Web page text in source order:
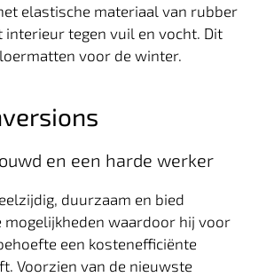
elastische materiaal van rubber
interieur tegen vuil en vocht. Dit
voor de winter.
en een harde werker
duurzaam en bied
mogelijkheden waardoor hij voor
een kostenefficiënte
Voorzien van de nieuwste